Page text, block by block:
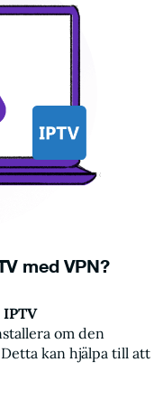
med VPN?
om den
kan hjälpa till att